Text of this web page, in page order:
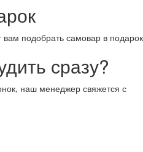
подобрать самовар в подарок
сразу?
наш менеджер свяжется с